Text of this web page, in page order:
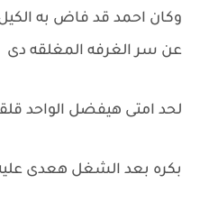
وكان احمد قد فاض به الكيل
عن سر الغرفه المغلقه دى
لحد امتى هيفضل الواحد
بكره بعد الشغل هعدى